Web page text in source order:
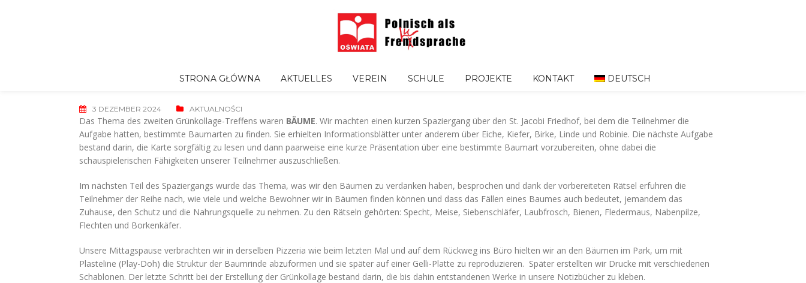
STRONA GŁÓWNA AKTUELLES VEREIN SCHULE PROJEKTE KONTAKT DEUTSCH
3 DEZEMBER 2024 AKTUALNOŚCI
Das Thema des zweiten Grünkollage-Treffens waren BÄUME. Wir machten einen kurzen Spaziergang über den St. Jacobi Friedhof, bei dem die Teilnehmer die
Aufgabe hatten, bestimmte Baumarten zu finden. Sie erhielten Informationsblätter unter anderem über Eiche, Kiefer, Birke, Linde und Robinie. Die nächste Aufgabe
bestand darin, die Karte sorgfältig zu lesen und dann paarweise eine kurze Präsentation über eine bestimmte Baumart vorzubereiten, ohne dabei die
schauspielerischen Fähigkeiten unserer Teilnehmer auszuschließen.
Im nächsten Teil des Spaziergangs wurde das Thema, was wir den Bäumen zu verdanken haben, besprochen und dank der vorbereiteten Rätsel erfuhren die
Teilnehmer der Reihe nach, wie viele und welche Bewohner wir in Bäumen finden können und dass das Fällen eines Baumes auch bedeutet, jemandem das
Zuhause, den Schutz und die Nahrungsquelle zu nehmen. Zu den Rätseln gehörten: Specht, Meise, Siebenschläfer, Laubfrosch, Bienen, Fledermaus, Nabenpilze,
Flechten und Borkenkäfer.
Unsere Mittagspause verbrachten wir in derselben Pizzeria wie beim letzten Mal und auf dem Rückweg ins Büro hielten wir an den Bäumen im Park, um mit
Plasteline (Play-Doh) die Struktur der Baumrinde abzuformen und sie später auf einer Gelli-Platte zu reproduzieren. Später erstellten wir Drucke mit verschiedenen
Schablonen. Der letzte Schritt bei der Erstellung der Grünkollage bestand darin, die bis dahin entstandenen Werke in unsere Notizbücher zu kleben.